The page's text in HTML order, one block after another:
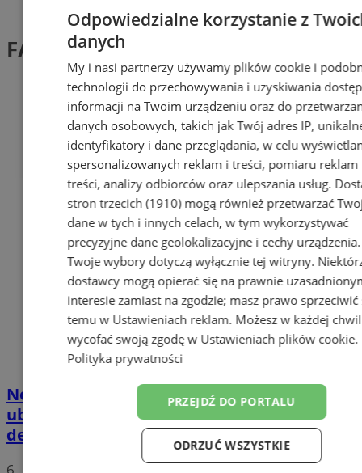
Tag: FACTORY Gliwice
FACTORY Gliwice (1)
Nowy adres dla miłośników modnych
ubrań i galanterii. Salon outletowy OCHNIK
debiutuje w FACTORY Gliwice
Odpowiedzialne korzystanie z
danych
My i nasi partnerzy używamy plików cookie i
technologii do przechowywania i uzyskiwania
informacji na Twoim urządzeniu oraz do
danych osobowych, takich jak Twój adres IP,
identyfikatory i dane przeglądania, w celu
spersonalizowanych reklam i treści, pomiaru reklam
treści, analizy odbiorców oraz ulepszania usług.
stron trzecich (1910)mogą również przetwarzać
dane w tych i innych celach, w tym wykorzystywać
precyzyjne dane geolokalizacyjne i cechy urządzenia.
Twoje wybory dotyczą wyłącznie tej witryny.
dostawcy mogą opierać się na prawnie
interesie zamiast na zgodzie; masz prawo sprzeciwić
temu w Ustawieniach reklam. Możesz w każdej
wycofać swoją zgodę w Ustawieniach plików cookie.
Polityka prywatności
PRZEJDŹ DO PORTALU
ODRZUĆ WSZYSTKIE